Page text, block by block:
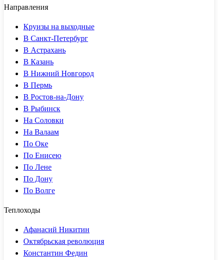
Направления
Круизы на выходные
В Санкт-Петербург
В Астрахань
В Казань
В Нижний Новгород
В Пермь
В Ростов-на-Дону
В Рыбинск
На Соловки
На Валаам
По Оке
По Енисею
По Лене
По Дону
По Волге
Теплоходы
Афанасий Никитин
Октябрьская революция
Константин Федин